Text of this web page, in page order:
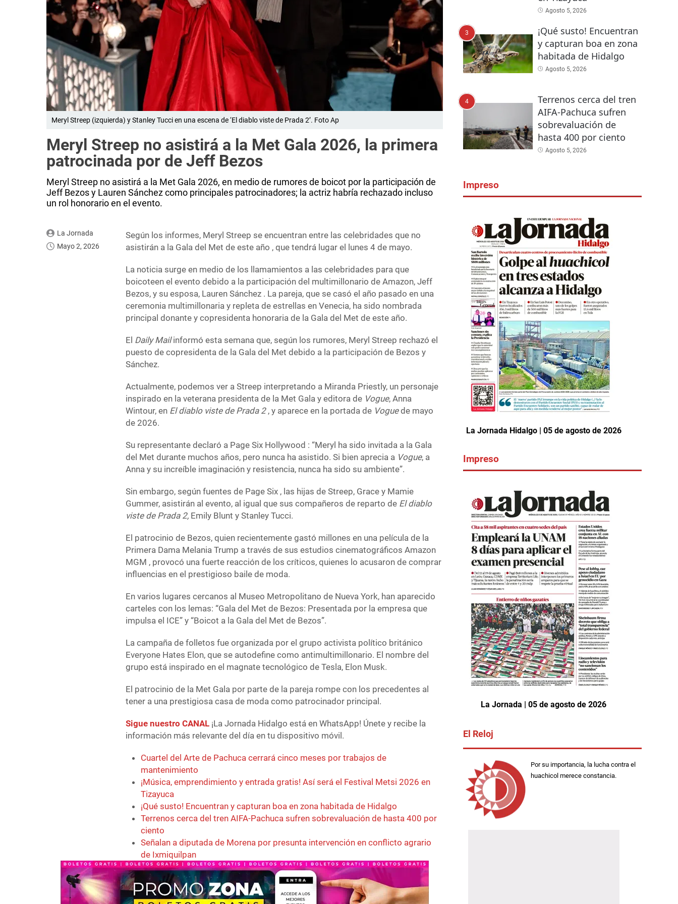
Meryl Streep (izquierda) y Stanley Tucci en una escena de ‘El diablo viste de Prada 2’. Foto Ap
Meryl Streep no asistirá a la Met Gala 2026, la primera
patrocinada por de Jeff Bezos
Meryl Streep no asistirá a la Met Gala 2026, en medio de rumores de boicot por la participación de
Jeff Bezos y Lauren Sánchez como principales patrocinadores; la actriz habría rechazado incluso
un rol honorario en el evento.
La Jornada
Mayo 2, 2026
Según los informes, Meryl Streep se encuentran entre las celebridades que no
asistirán a la Gala del Met de este año , que tendrá lugar el lunes 4 de mayo.
La noticia surge en medio de los llamamientos a las celebridades para que
boicoteen el evento debido a la participación del multimillonario de Amazon, Jeff
Bezos, y su esposa, Lauren Sánchez . La pareja, que se casó el año pasado en una
ceremonia multimillonaria y repleta de estrellas en Venecia, ha sido nombrada
principal donante y copresidenta honoraria de la Gala del Met de este año.
El Daily Mailinformó esta semana que, según los rumores, Meryl Streep rechazó el
puesto de copresidenta de la Gala del Met debido a la participación de Bezos y
Sánchez.
Actualmente, podemos ver a Streep interpretando a Miranda Priestly, un personaje
inspirado en la veterana presidenta de la Met Gala y editora de Vogue, Anna
Wintour, en El diablo viste de Prada 2 , y aparece en la portada de Voguede mayo
de 2026.
Su representante declaró a Page Six Hollywood : “Meryl ha sido invitada a la Gala
del Met durante muchos años, pero nunca ha asistido. Si bien aprecia a Vogue, a
Anna y su increíble imaginación y resistencia, nunca ha sido su ambiente”.
Sin embargo, según fuentes de Page Six , las hijas de Streep, Grace y Mamie
Gummer, asistirán al evento, al igual que sus compañeros de reparto de El diablo
viste de Prada 2, Emily Blunt y Stanley Tucci.
El patrocinio de Bezos, quien recientemente gastó millones en una película de la
Primera Dama Melania Trump a través de sus estudios cinematográficos Amazon
MGM , provocó una fuerte reacción de los críticos, quienes lo acusaron de comprar
influencias en el prestigioso baile de moda.
En varios lugares cercanos al Museo Metropolitano de Nueva York, han aparecido
carteles con los lemas: “Gala del Met de Bezos: Presentada por la empresa que
impulsa el ICE” y “Boicot a la Gala del Met de Bezos”.
La campaña de folletos fue organizada por el grupo activista político británico
Everyone Hates Elon, que se autodefine como antimultimillonario. El nombre del
grupo está inspirado en el magnate tecnológico de Tesla, Elon Musk.
El patrocinio de la Met Gala por parte de la pareja rompe con los precedentes al
tener a una prestigiosa casa de moda como patrocinador principal.
Sigue nuestro CANAL ¡La Jornada Hidalgo está en WhatsApp! Únete y recibe la
información más relevante del día en tu dispositivo móvil.
Cuartel del Arte de Pachuca cerrará cinco meses por trabajos de
mantenimiento
¡Música, emprendimiento y entrada gratis! Así será el Festival Metsi 2026 en
Tizayuca
¡Qué susto! Encuentran y capturan boa en zona habitada de Hidalgo
Terrenos cerca del tren AIFA-Pachuca sufren sobrevaluación de hasta 400 por
ciento
Señalan a diputada de Morena por presunta intervención en conflicto agrario
de Ixmiquilpan
Agosto 5, 2026
3
¡Qué susto! Encuentran
y capturan boa en zona
habitada de Hidalgo
Agosto 5, 2026
4
Terrenos cerca del tren
AIFA-Pachuca sufren
sobrevaluación de
hasta 400 por ciento
Agosto 5, 2026
Impreso
La Jornada Hidalgo | 05 de agosto de 2026
Impreso
La Jornada | 05 de agosto de 2026
El Reloj
Por su importancia, la lucha contra el
huachicol merece constancia.